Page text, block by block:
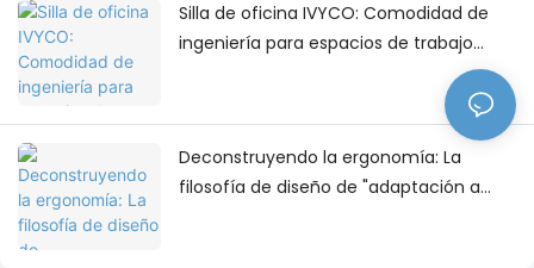
Silla de oficina IVYCO: Comodidad de
ingeniería para espacios de trabajo
Deconstruyendo la ergonomía: La
filosofía de diseño de "adaptación a